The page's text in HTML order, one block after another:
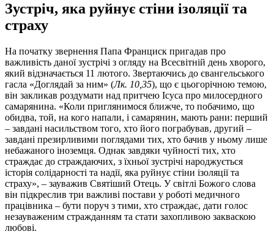
Зустріч, яка руйнує стіни ізоляції та
страху
На початку звернення Папа Франциск пригадав про
важливість даної зустрічі з огляду на Всесвітній день хворого,
який відзначається 11 лютого. Звертаючись до євангельського
гасла «Доглядай за ним» (Лк. 10,35), що є цьогорічною темою,
він закликав роздумати над притчею Ісуса про милосердного
самарянина. «Коли приглянимося ближче, то побачимо, що
обидва, той, на кого напали, і самарянин, мають рани: перший
– завдані насильством того, хто його пограбував, другий –
завдані презирливими поглядами тих, хто бачив у ньому лише
небажаного іноземця. Однак завдяки чуйності тих, хто
страждає до страждаючих, з їхньої зустрічі народжується
історія солідарності та надії, яка руйнує стіни ізоляції та
страху», – зауважив Святіший Отець. У світлі Божого слова
він підкреслив три важливі постави у роботі медичного
працівника – бути поруч з тими, хто страждає, дати голос
незауваженим стражданням та стати захопливою закваскою
любові.